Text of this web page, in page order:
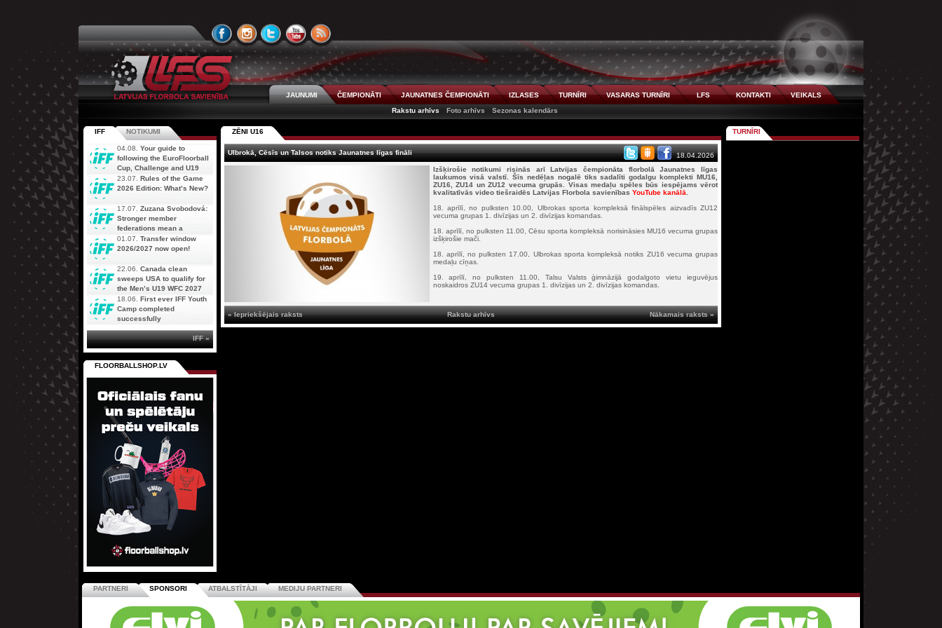
JAUNUMI ČEMPIONĀTI JAUNATNES ČEMPIONĀTI IZLASES TURNĪRI VASARAS TURNĪRI LFS KONTAKTI
VEIKALS
Rakstu arhīvs
Foto arhīvs Sezonas kalendārs
ZĒNI U16
Ulbrokā, Cēsīs un Talsos notiks Jaunatnes līgas fināli
18.04.2026
Izšķirošie notikumi risinās arī Latvijas čempionāta florbolā Jaunatnes līgas
laukumos visā valstī. Šīs nedēļas nogalē tiks sadalīti godalgu komplekti MU16,
ZU16, ZU14 un ZU12 vecuma grupās. Visas medaļu spēles būs iespējams vērot
kvalitatīvās video tiešraidēs Latvijas Florbola savienības YouTube kanālā
18. aprīlī, no pulksten 10.00, Ulbrokas sporta kompleksā finālspēles aizvadīs ZU12
vecuma grupas 1. divīzijas un 2. divīzijas komandas.
18. aprīlī, no pulksten 11.00, Cēsu sporta kompleksā norisināsies MU16 vecuma grupas
izšķirošie mači.
18. aprīlī, no pulksten 17.00, Ulbrokas sporta kompleksā notiks ZU16 vecuma grupas
medaļu cīņas.
19. aprīlī, no pulksten 11.00, Talsu Valsts ģimnāzijā godalgoto vietu ieguvējus
noskaidros ZU14 vecuma grupas 1. divīzijas un 2. divīzijas komandas.
« Iepriekšējais raksts Nākamais raksts »
Rakstu arhīvs
IFF NOTIKUMI
04.08. Your guide to
following the EuroFloorball
Cup, Challenge and U19
AOFC Qualifiers
simultaneously
23.07. Rules of the Game
2026 Edition: What’s New?
17.07. Zuzana Svobodová:
Stronger member
federations mean a
stronger future for floorball
01.07. Transfer window
2026/2027 now open!
22.06. Canada clean
sweeps USA to qualify for
the Men’s U19 WFC 2027
18.06. First ever IFF Youth
Camp completed
successfully
IFF »
FLOORBALLSHOP.LV
TURNĪRI
PARTNERI SPONSORI ATBALSTĪTĀJI MEDIJU PARTNERI